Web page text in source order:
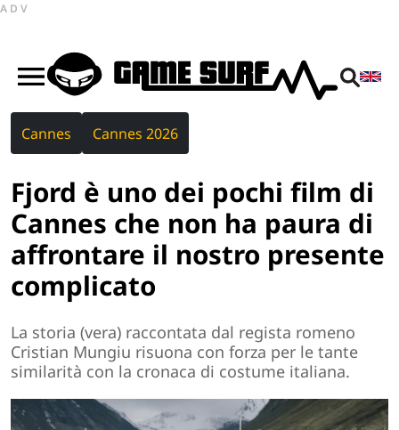
ADV
Cannes Cannes 2026
Fjord è uno dei pochi film di
Cannes che non ha paura di
affrontare il nostro presente
complicato
La storia (vera) raccontata dal regista romeno
Cristian Mungiu risuona con forza per le tante
similarità con la cronaca di costume italiana.